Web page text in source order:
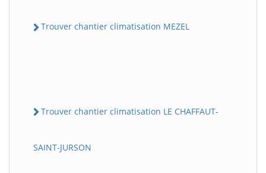
Trouver chantier climatisation MEZEL
Trouver chantier climatisation LE CHAFFAUT-
SAINT-JURSON